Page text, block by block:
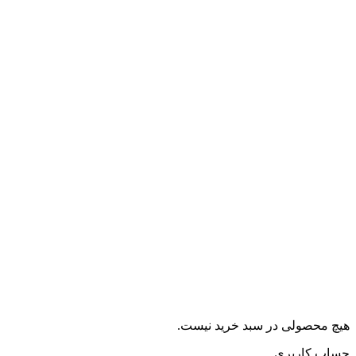
هیچ محصولی در سبد خرید نیست.
حساب کاربری